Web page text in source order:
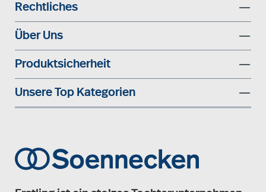
Rechtliches
Über Uns
Produktsicherheit
Unsere Top Kategorien